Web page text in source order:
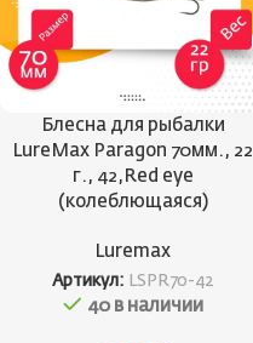
Блесна для рыбалки
LureMax Paragon 70мм., 22
г., 42,Red eye
(колеблющаяся)
Luremax
Артикул: LSPR70-42
40 в наличии